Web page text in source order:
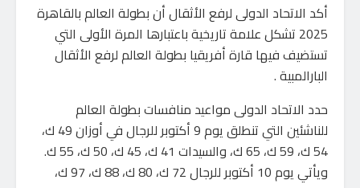
أكد الاتحاد الدولى لرفع الأثقال أن بطولة العالم بالقاهرة
2025 تشكل علامة تاريخية باعتبارها المرة الأولى التي
تستضيف فيها قارة أفريقيا بطولة العالم لرفع الأثقال
البارالمبية .
حدد الاتحاد الدولى مواعيد منافسات بطولة العالم
للناشئين التي تنطلق يوم 9 أكتوبر للرجال في أوزان 49 ك،
54 ك، 59 ك، 65 ك، والسيدات 41 ك، 45 ك، 50 ك، 55 ك.
ويأتي يوم 10 أكتوبر للرجال 72 ك، 80 ك، 88 ك، 97 ك،